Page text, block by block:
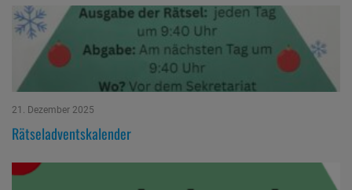
21. Dezember 2025
Rätseladventskalender